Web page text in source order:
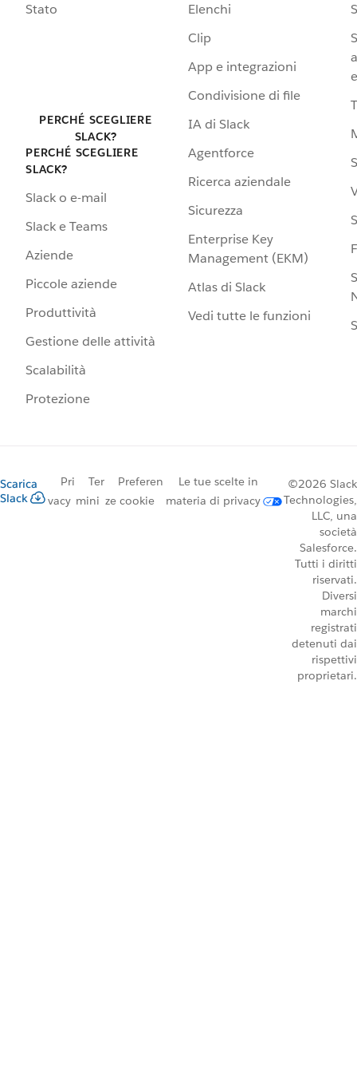
Stato
PERCHÉ SCEGLIERE
SLACK?
PERCHÉ SCEGLIERE
SLACK?
Slack o e-mail
Slack e Teams
Aziende
Piccole aziende
Produttività
Gestione delle attività
Scalabilità
Protezione
Elenchi
Clip
App e integrazioni
Condivisione di file
IA di Slack
Agentforce
Ricerca aziendale
Sicurezza
Enterprise Key
Management (EKM)
Atlas di Slack
Vedi tutte le funzioni
Scarica
Slack
Pri
vacy
Ter
mini
Preferen
ze cookie
Le tue scelte in
materia di privacy
©2026 Slack
Technologies,
LLC, una
società
Salesforce.
Tutti i diritti
riservati.
Diversi
marchi
registrati
detenuti dai
rispettivi
proprietari.